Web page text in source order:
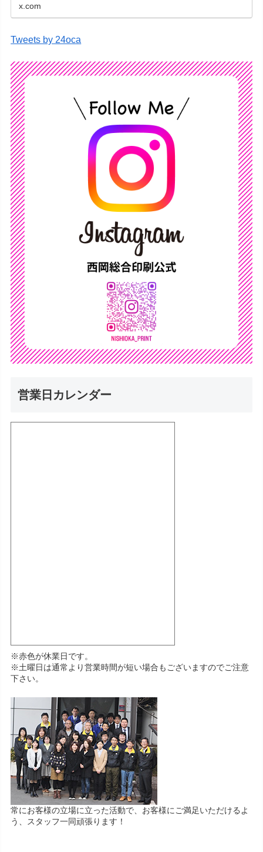
x.com
Tweets by 24oca
営業日カレンダー
※赤色が休業日です。
※土曜日は通常より営業時間が短い場合もございますのでご注意
下さい。
常にお客様の立場に立った活動で、お客様にご満足いただけるよ
う、スタッフ一同頑張ります！